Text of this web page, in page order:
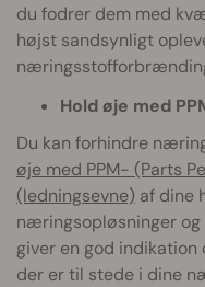
du fodrer dem med
højst sandsynligt
Hold øje med
Du kan forhindre
øje med PPM- (Parts
(ledningsevne) af dine
næringsopløsninger
giver en god
der er til stede i dine